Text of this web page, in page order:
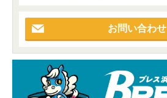
お問い合わせ